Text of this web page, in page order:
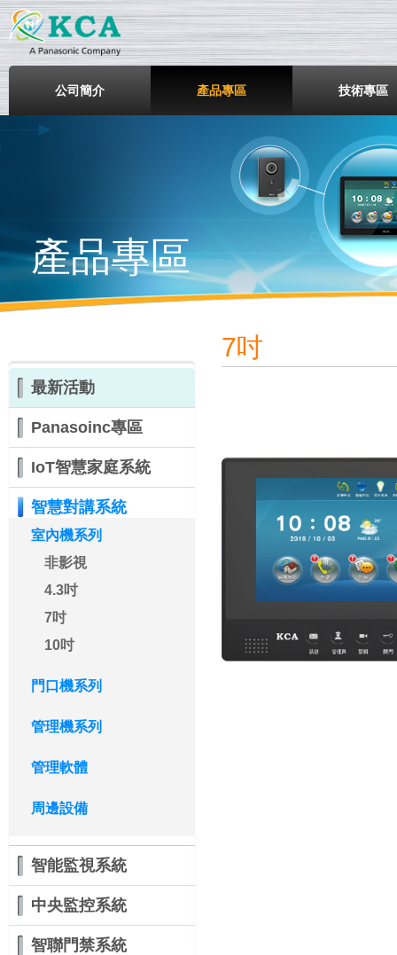
鎧鋒企業股份有限公司
公司簡介 產品專區 技術專區
產品專區
最新活動
Panasoinc專區
IoT智慧家庭系統
智慧對講系統
室內機系列
非影視
4.3吋
7吋
10吋
門口機系列
管理機系列
管理軟體
周邊設備
智能監視系統
中央監控系統
智聯門禁系統
7吋